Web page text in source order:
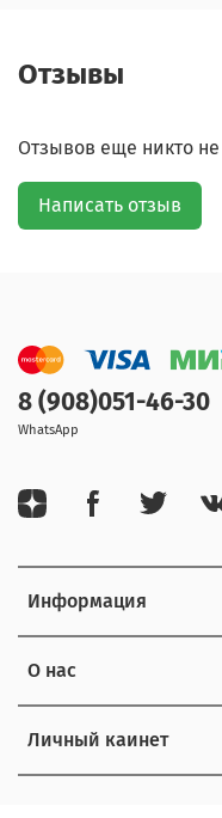
Отзывы
Отзывов еще никто не
Написать отзыв
Информация
О нас
Личный каинет
8 (908)051-46-30
WhatsApp